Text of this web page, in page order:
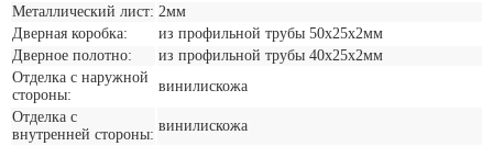
Металлический лист: 2мм
Дверная коробка:
из профильной трубы 50х25х2мм
Дверное полотно:
из профильной трубы 40х25х2мм
Отделка с наружной
стороны:
винилискожа
Отделка с
внутренней стороны:
винилискожа